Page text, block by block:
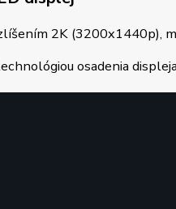
2K (3200x1440p),
osadenia